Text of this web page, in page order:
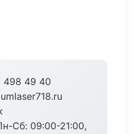
498 49 40
Сб: 09:00-21:00,